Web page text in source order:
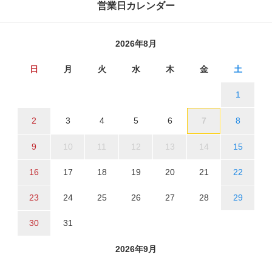
営業日カレンダー
2026年8月
日 月 火 水 木 金 土
1
2 3 4 5 6 7 8
9 10 11 12 13 14 15
16 17 18 19 20 21 22
23 24 25 26 27 28 29
30 31
2026年9月